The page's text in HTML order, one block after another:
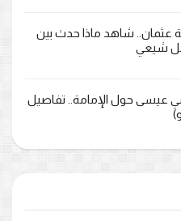
عثمان.. شاهد ماذا حدث بين
شيعي
عيسى حول الإمامة.. تفاصيل